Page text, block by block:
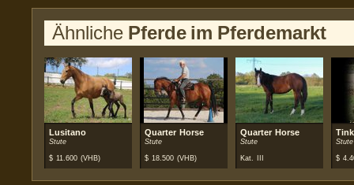
Ähnliche Pferde im Pferdemarkt
Lusitano
Stute
$ 11.600 (VHB)
Quarter Horse
Stute
$ 18.500 (VHB)
Quarter Horse
Stute
Kat. III
Stute
$